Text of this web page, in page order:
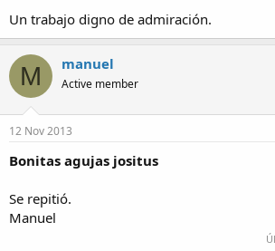
...........
Un buen trabajo para alguien que jamas ha
una lima, el alumno promete.
Un trabajo digno de admiración.
M manuel
Active member
12 Nov 2013
Bonitas agujas jositus
Se repitió.
Manuel